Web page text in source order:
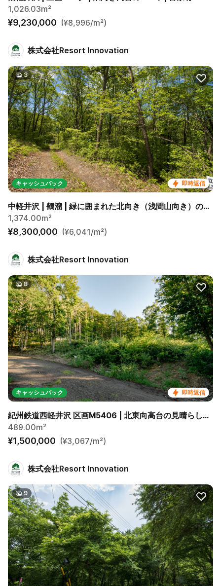
1,026.03m²
¥9,230,000 (¥8,996/m²)
株式会社Resort Innovation
即時返信
キャッシュバック
3
中軽井沢 | 鶴溜 | 緑に囲まれた北向き（浅間山向き）の丘の上
1,374.00m²
¥8,300,000 (¥6,041/m²)
株式会社Resort Innovation
即時返信
キャッシュバック
8
紀州鉄道西軽井沢 区画M5406 | 北東向高台の見晴らしの良い緩傾斜区画です。
489.00m²
¥1,500,000 (¥3,067/m²)
株式会社Resort Innovation
9